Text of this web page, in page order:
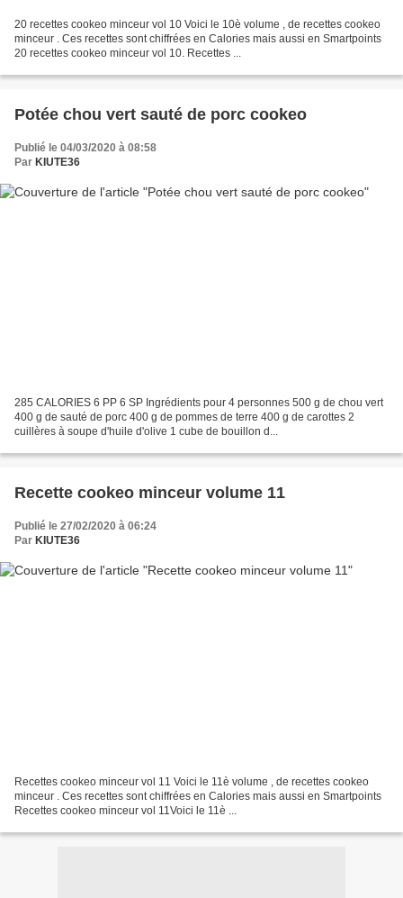
20 recettes cookeo minceur vol 10 Voici le 10è volume , de recettes cookeo
minceur . Ces recettes sont chiffrées en Calories mais aussi en Smartpoints
20 recettes cookeo minceur vol 10. Recettes ...
Potée chou vert sauté de porc cookeo
Publié le 04/03/2020 à 08:58
Par KIUTE36
285 CALORIES 6 PP 6 SP Ingrédients pour 4 personnes 500 g de chou vert
400 g de sauté de porc 400 g de pommes de terre 400 g de carottes 2
cuillères à soupe d'huile d'olive 1 cube de bouillon d...
Recette cookeo minceur volume 11
Publié le 27/02/2020 à 06:24
Par KIUTE36
Recettes cookeo minceur vol 11 Voici le 11è volume , de recettes cookeo
minceur . Ces recettes sont chiffrées en Calories mais aussi en Smartpoints
Recettes cookeo minceur vol 11Voici le 11è ...